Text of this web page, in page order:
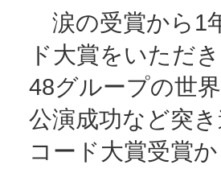
涙の受賞から1
ド大賞をいただ
48グループの世
公演成功など突
コード大賞受賞